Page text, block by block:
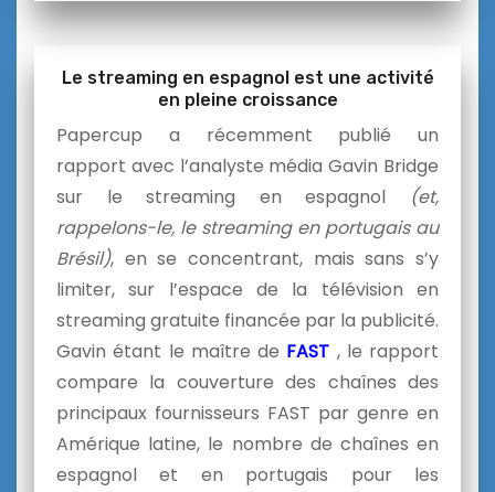
Le streaming en espagnol est une activité
en pleine croissance
Papercup a récemment publié un
rapport avec l’analyste média Gavin Bridge
sur le streaming en espagnol (et,
rappelons-le, le streaming en portugais au
Brésil), en se concentrant, mais sans s’y
limiter, sur l’espace de la télévision en
streaming gratuite financée par la publicité.
Gavin étant le maître de FAST , le rapport
compare la couverture des chaînes des
principaux fournisseurs FAST par genre en
Amérique latine, le nombre de chaînes en
espagnol et en portugais pour les